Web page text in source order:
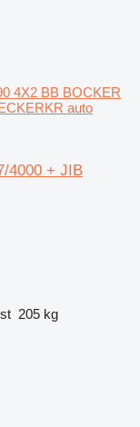
4X2 BB BOCKER
auto
4000 + JIB
205 kg